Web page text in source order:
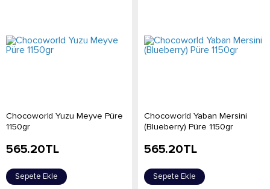
Chocoworld Yuzu Meyve Püre
1150gr
565.20TL
Sepete Ekle
Chocoworld Yaban Mersini
(Blueberry) Püre 1150gr
565.20TL
Sepete Ekle